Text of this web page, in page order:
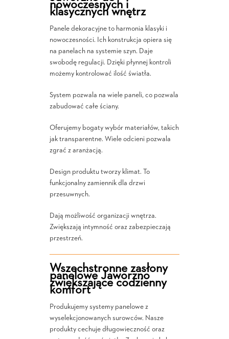
nowoczesnych i
klasycznych wnętrz
Panele dekoracyjne to harmonia klasyki i
nowoczesności. Ich konstrukcja opiera się
na panelach na systemie szyn. Daje
swobodę regulacji. Dzięki płynnej kontroli
możemy kontrolować ilość światła.
System pozwala na wiele paneli, co pozwala
zabudować całe ściany.
Oferujemy bogaty wybór materiałów, takich
jak transparentne. Wiele odcieni pozwala
zgrać z aranżacją.
Design produktu tworzy klimat. To
funkcjonalny zamiennik dla drzwi
przesuwnych.
Dają możliwość organizacji wnętrza.
Zwiększają intymność oraz zabezpieczają
przestrzeń.
Wszechstronne zasłony
panelowe Jaworzno
zwiększające codzienny
komfort
Produkujemy systemy panelowe z
wyselekcjonowanych surowców. Nasze
produkty cechuje długowieczność oraz